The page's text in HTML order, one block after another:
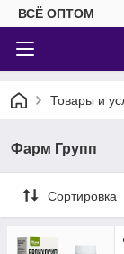
ВСЁ ОПТОМ
Товары и
Фарм Групп
Сортировка